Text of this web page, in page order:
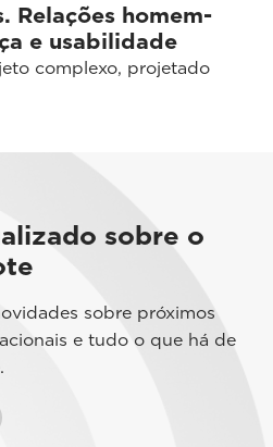
Relações homem-
e usabilidade
complexo, projetado
sobre o
sobre próximos
e tudo o que há de